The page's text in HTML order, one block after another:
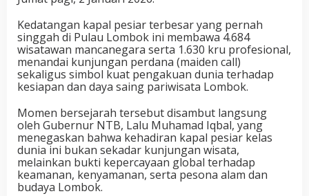
Kedatangan kapal pesiar terbesar yang pernah
singgah di Pulau Lombok ini membawa 4.684
wisatawan mancanegara serta 1.630 kru profesional,
menandai kunjungan perdana (maiden call)
sekaligus simbol kuat pengakuan dunia terhadap
kesiapan dan daya saing pariwisata Lombok.
Momen bersejarah tersebut disambut langsung
oleh Gubernur NTB, Lalu Muhamad Iqbal, yang
menegaskan bahwa kehadiran kapal pesiar kelas
dunia ini bukan sekadar kunjungan wisata,
melainkan bukti kepercayaan global terhadap
keamanan, kenyamanan, serta pesona alam dan
budaya Lombok.